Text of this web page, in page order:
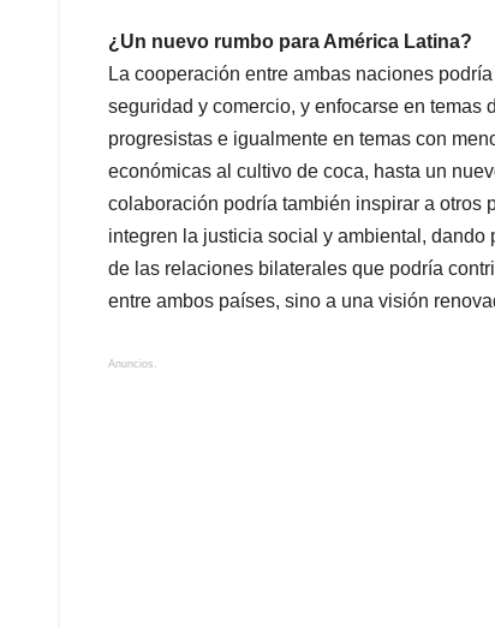
¿Un nuevo rumbo para América Latina?
La cooperación entre ambas naciones
seguridad y comercio, y enfocarse en temas
progresistas e igualmente en temas con
económicas al cultivo de coca, hasta un
colaboración podría también inspirar a otros
integren la justicia social y ambiental,
de las relaciones bilaterales que podría
entre ambos países, sino a una visión
Anuncios.